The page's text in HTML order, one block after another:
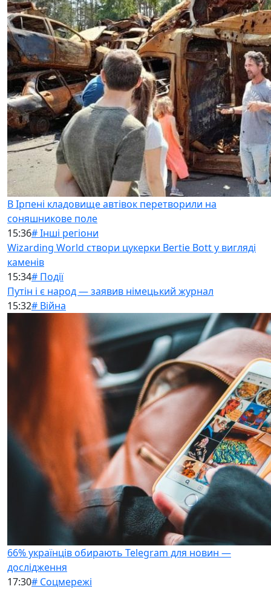
В Ірпені кладовище автівок перетворили на
соняшникове поле
15:36# Інші регіони
Wizarding World створи цукерки Bertie Bott у вигляді
каменів
15:34# Події
Путін і є народ — заявив німецький журнал
15:32# Війна
66% українців обирають Telegram для новин —
дослідження
17:30# Соцмережі